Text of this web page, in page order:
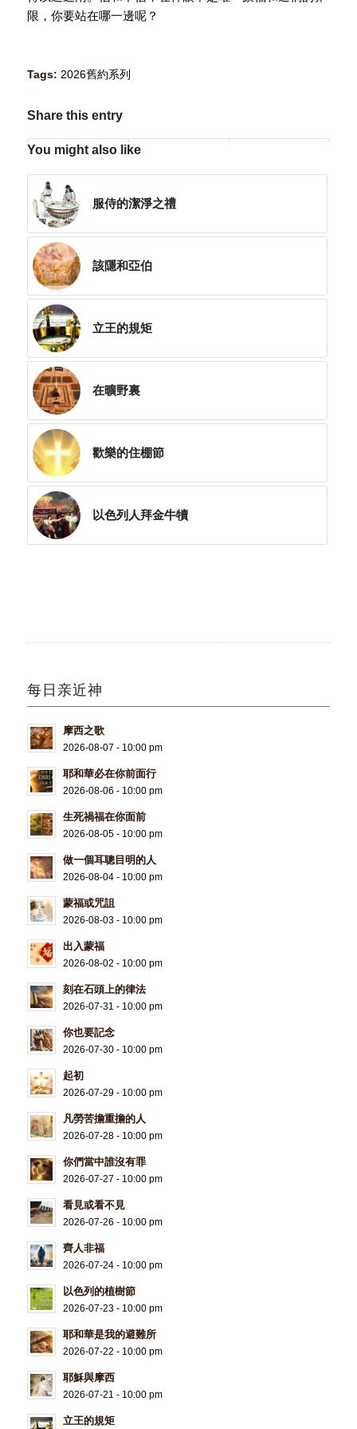
限，你要站在哪一邊呢？
Tags: 2026舊約系列
Share this entry
You might also like
服侍的潔淨之禮
該隱和亞伯
立王的規矩
在曠野裏
歡樂的住棚節
以色列人拜金牛犢
每日亲近神
摩西之歌
2026-08-07 - 10:00 pm
耶和華必在你前面行
2026-08-06 - 10:00 pm
生死禍福在你面前
2026-08-05 - 10:00 pm
做一個耳聰目明的人
2026-08-04 - 10:00 pm
蒙福或咒詛
2026-08-03 - 10:00 pm
出入蒙福
2026-08-02 - 10:00 pm
刻在石頭上的律法
2026-07-31 - 10:00 pm
你也要記念
2026-07-30 - 10:00 pm
起初
2026-07-29 - 10:00 pm
凡勞苦擔重擔的人
2026-07-28 - 10:00 pm
你們當中誰沒有罪
2026-07-27 - 10:00 pm
看見或看不見
2026-07-26 - 10:00 pm
齊人非福
2026-07-24 - 10:00 pm
以色列的植樹節
2026-07-23 - 10:00 pm
耶和華是我的避難所
2026-07-22 - 10:00 pm
耶穌與摩西
2026-07-21 - 10:00 pm
立王的規矩